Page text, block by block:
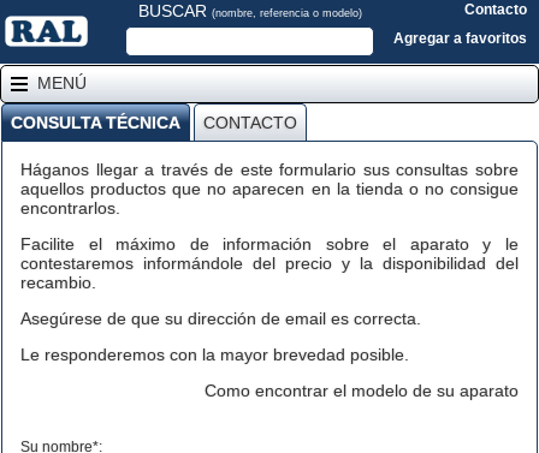
BUSCAR (nombre, referencia o modelo)
Contacto
Agregar a favoritos
MENÚ
CONSULTA TÉCNICA CONTACTO
Háganos llegar a través de este formulario sus consultas sobre
aquellos productos que no aparecen en la tienda o no consigue
encontrarlos.
Facilite el máximo de información sobre el aparato y le
contestaremos informándole del precio y la disponibilidad del
recambio.
Asegúrese de que su dirección de email es correcta.
Le responderemos con la mayor brevedad posible.
Como encontrar el modelo de su aparato
Su nombre*: